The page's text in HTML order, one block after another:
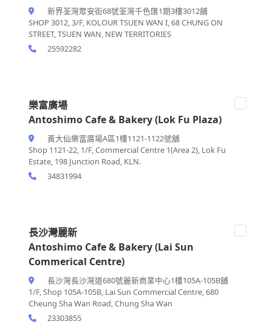
新界荃灣眾安街68號荃灣千色匯1期3樓3012舖
SHOP 3012, 3/F, KOLOUR TSUEN WAN I, 68 CHUNG ON
STREET, TSUEN WAN, NEW TERRITORIES
25592282
樂富廣場
Antoshimo Cafe & Bakery (Lok Fu Plaza)
黃大仙樂富廣場A區1樓1121-1122號舖
Shop 1121-22, 1/F, Commercial Centre 1(Area 2), Lok Fu
Estate, 198 Junction Road, KLN.
34831994
長沙灣麗新
Antoshimo Cafe & Bakery (Lai Sun
Commerical Centre)
長沙灣長沙灣道680號麗新商業中心1樓105A-105B舖
1/F, Shop 105A-105B, Lai Sun Commercial Centre, 680
Cheung Sha Wan Road, Chung Sha Wan
23303855